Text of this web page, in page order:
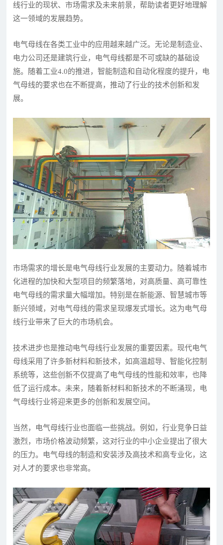
线行业的现状、市场需求及未来前景，帮助读者更好地理解
这一领域的发展趋势。
电气母线在各类工业中的应用越来越广泛。无论是制造业、
电力公司还是建筑行业，电气母线都是不可或缺的基础设
施。随着工业4.0的推进，智能制造和自动化程度的提升，电
气母线的要求也在不断提高，推动了行业的技术创新和发
展。
市场需求的增长是电气母线行业发展的主要动力。随着城市
化进程的加快和大型项目的频繁落地，对高质量、高可靠性
电气母线的需求量大幅增加。特别是在新能源、智慧城市等
新兴领域，对电气母线的需求呈现爆发式增长。这为电气母
线行业带来了巨大的市场机会。
技术进步也是推动电气母线行业发展的重要因素。现代电气
母线采用了许多新材料和新技术，如高温超导、智能化控制
系统等，这些创新不仅提高了电气母线的性能和效率，也降
低了运行成本。未来，随着新材料和新技术的不断涌现，电
气母线行业将迎来更多的创新和发展空间。
当然，电气母线行业也面临一些挑战。例如，行业竞争日益
激烈，市场价格波动频繁，这对行业的中小企业提出了很大
的压力。电气母线的制造和安装涉及高技术和高专业化，这
对人才的要求也非常高。